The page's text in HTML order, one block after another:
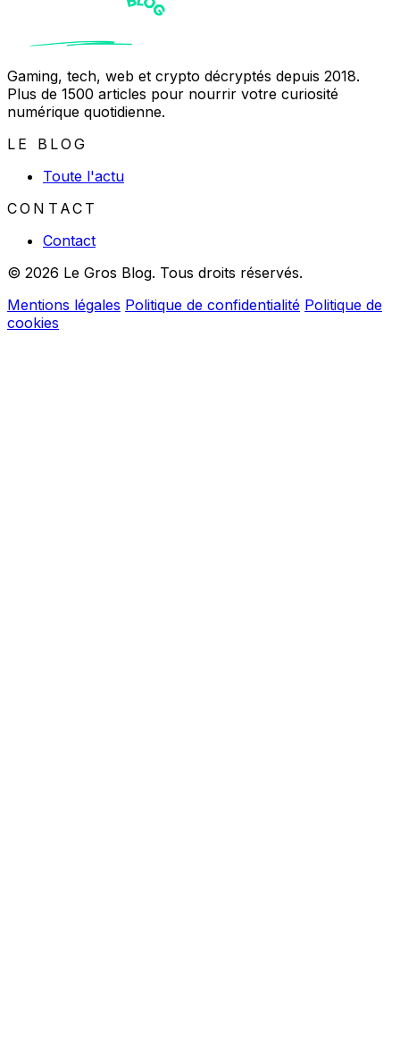
Gaming, tech, web et crypto décryptés depuis 2018.
Plus de 1500 articles pour nourrir votre curiosité
numérique quotidienne.
LE BLOG
Toute l'actu
CONTACT
Contact
© 2026 Le Gros Blog. Tous droits réservés.
Mentions légales Politique de confidentialité Politique de
cookies